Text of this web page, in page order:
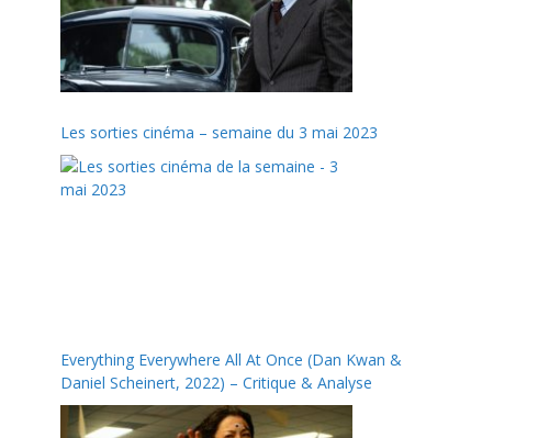
Les sorties cinéma – semaine du 3 mai 2023
Everything Everywhere All At Once (Dan Kwan &
Daniel Scheinert, 2022) – Critique & Analyse